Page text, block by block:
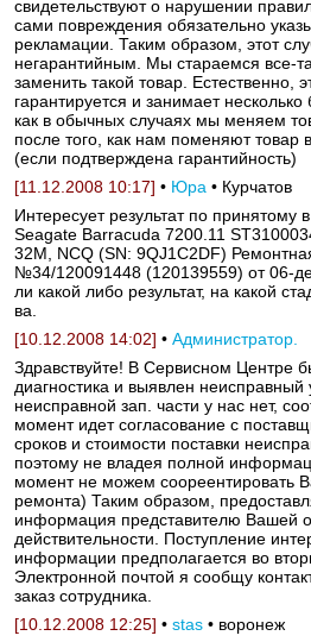
свидетельствуют о нарушении
сами повреждения обязательно
рекламации. Таким образом, этот
негарантийным. Мы стараемся все-
заменить такой товар. Естественно,
гарантируется и занимает
как в обычных случаях мы меняем
после того, как нам поменяют товар
(если подтверждена гарантийность)
[11.12.2008 10:17] • Юра • Курчатов
Интересует результат по
Seagate Barracuda 7200.11
32M, NCQ (SN: 9QJ1C2DF)
№34/120091448 (120139559) от 06-
ли какой либо результат, на какой
ва.
[10.12.2008 14:02] • Администратор.
Здравствуйте! В Сервисном Центре
диагностика и выявлен неисправный
неисправной зап. части у нас нет,
момент идет согласование с
сроков и стоимости поставки
поэтому не владея полной
момент не можем соореентировать
ремонта) Таким образом,
информация представителю Вашей
действительности. Поступление
информации предполагается во
Электронной почтой я сообщу
заказ сотрудника.
[10.12.2008 12:25] • stas • воронеж